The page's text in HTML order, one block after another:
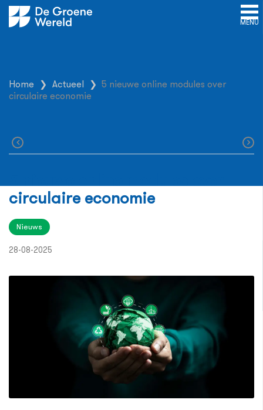
MENU
Home ❯ Actueel ❯ 5 nieuwe online modules over
circulaire economie
5 nieuwe online modules over
circulaire economie
Nieuws
28-08-2025